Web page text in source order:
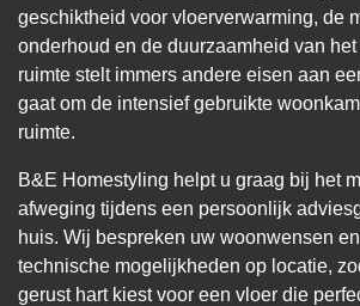
geschiktheid voor vloerverwarming, de
onderhoud en de duurzaamheid van
ruimte stelt immers andere eisen aan
gaat om de intensief gebruikte
ruimte.
B&E Homestyling helpt u graag bij het
afweging tijdens een persoonlijk
huis. Wij bespreken uw woonwensen
technische mogelijkheden op locatie,
gerust hart kiest voor een vloer die